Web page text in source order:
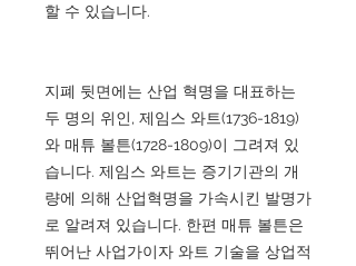
할 수 있습니다.
지폐 뒷면에는 산업 혁명을 대표하는
두 명의 위인, 제임스 와트(1736-1819)
와 매튜 볼튼(1728-1809)이 그려져 있
습니다. 제임스 와트는 증기기관의 개
량에 의해 산업혁명을 가속시킨 발명가
로 알려져 있습니다. 한편 매튜 볼튼은
뛰어난 사업가이자 와트 기술을 상업적